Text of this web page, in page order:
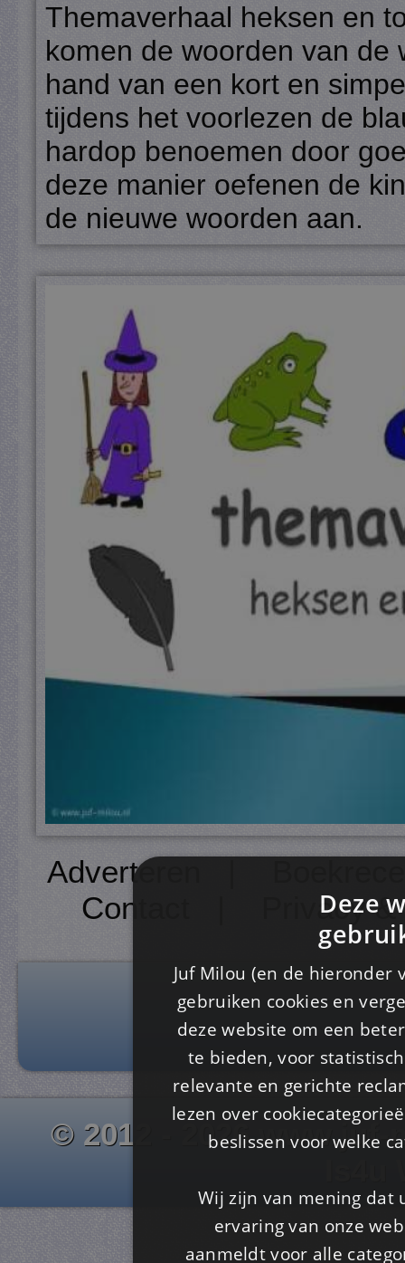
Themaverhaal heksen en
komen de woorden van de
hand van een kort en
tijdens het voorlezen de
hardop benoemen door
deze manier oefenen de
de nieuwe woorden aan.
Adverteren
Contact
Privacy
© 2012 - 2026
Deze
Juf Milou (en de
gebruiken cookies en
deze website om een
te bieden, voor
relevante en gerichte
lezen over
beslissen voor welke
Wij zijn van mening dat
ervaring van onze
aanmeldt voor alle